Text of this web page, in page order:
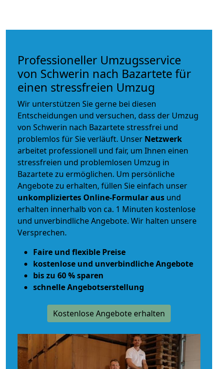
Professioneller Umzugsservice
von Schwerin nach Bazartete für
einen stressfreien Umzug
Wir unterstützen Sie gerne bei diesen
Entscheidungen und versuchen, dass der Umzug
von Schwerin nach Bazartete stressfrei und
problemlos für Sie verläuft. Unser Netzwerk
arbeitet professionell und fair, um Ihnen einen
stressfreien und problemlosen Umzug in
Bazartete zu ermöglichen. Um persönliche
Angebote zu erhalten, füllen Sie einfach unser
unkompliziertes Online-Formular aus und
erhalten innerhalb von ca. 1 Minuten kostenlose
und unverbindliche Angebote. Wir halten unsere
Versprechen.
Faire und flexible Preise
kostenlose und unverbindliche Angebote
bis zu 60 % sparen
schnelle Angebotserstellung
Kostenlose Angebote erhalten